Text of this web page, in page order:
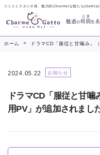
コミコミスタジオ発、魅力的(Charme)な猫たち(Gatto)
魅惑の 時間
とき
を
ホーム > ドラマCD「服従と甘噛み」
2024.05.22 お知らせ
ドラマCD「服従と甘
用PV」が追加されまし